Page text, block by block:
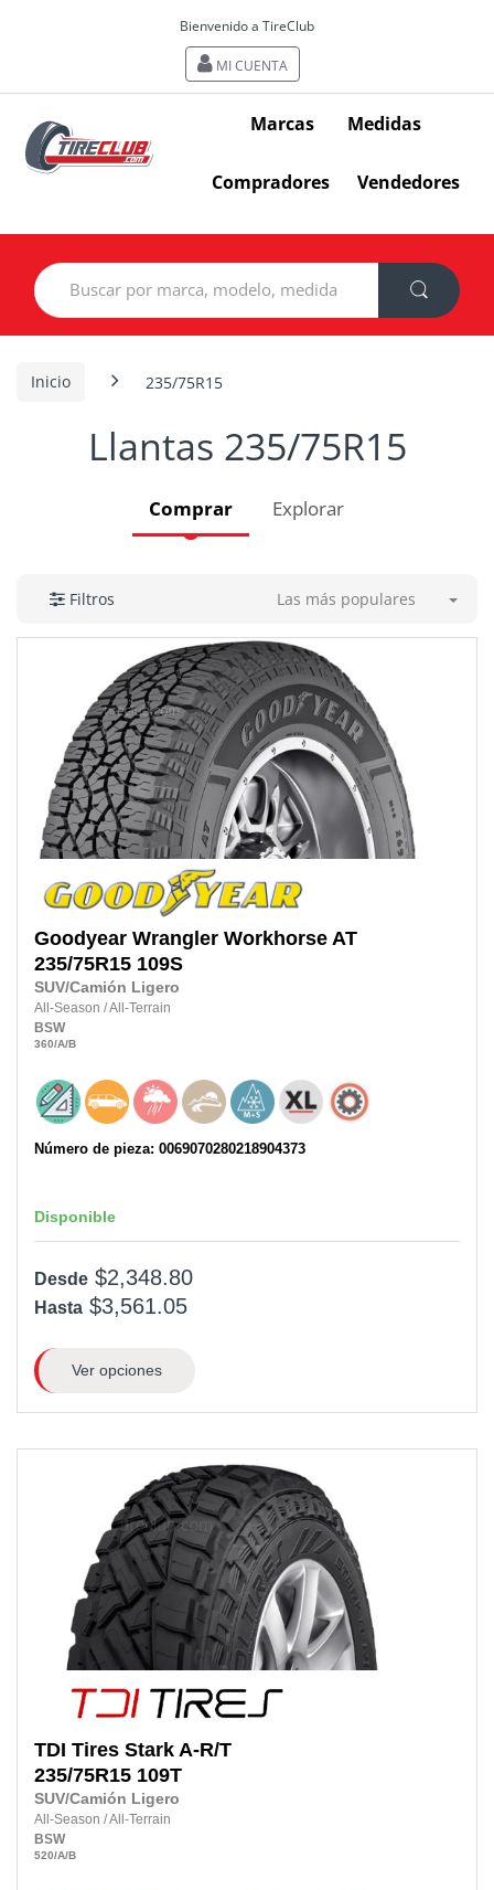
Bienvenido a TireClub
MI CUENTA
Marcas Medidas
Compradores Vendedores
Search
for:
Inicio 235/75R15
Llantas 235/75R15
Comprar Explorar
Filtros Las más populares
Goodyear Wrangler Workhorse AT
235/75R15 109S
SUV/Camión Ligero
All-Season /All-Terrain
BSW
360/A/B
Número de pieza: 0069070280218904373
Disponible
Desde $2,348.80
Hasta $3,561.05
Ver opciones
TDI Tires Stark A-R/T
235/75R15 109T
SUV/Camión Ligero
All-Season /All-Terrain
BSW
520/A/B